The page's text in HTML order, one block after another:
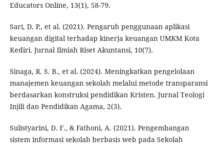
Educators Online, 13(1), 58-79.
Sari, D. P., et al. (2021). Pengaruh penggunaan aplikasi
keuangan digital terhadap kinerja keuangan UMKM Kota
Kediri. Jurnal Ilmiah Riset Akuntansi, 10(7).
Sinaga, R. S. B., et al. (2024). Meningkatkan pengelolaan
manajemen keuangan sekolah melalui metode transparansi
berdasarkan konstruksi pendidikan Kristen. Jurnal Teologi
Injili dan Pendidikan Agama, 2(3).
Sulistyarini, D. F., & Fathoni, A. (2021). Pengembangan
sistem informasi sekolah berbasis web pada Sekolah